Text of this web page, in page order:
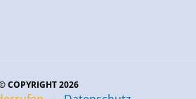
COPYRIGHT 2026